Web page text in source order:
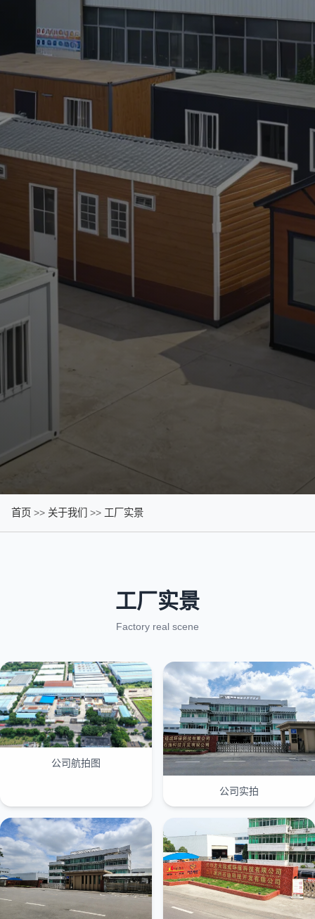
首页 >> 关于我们 >> 工厂实景
工厂实景
Factory real scene
公司航拍图
公司实拍